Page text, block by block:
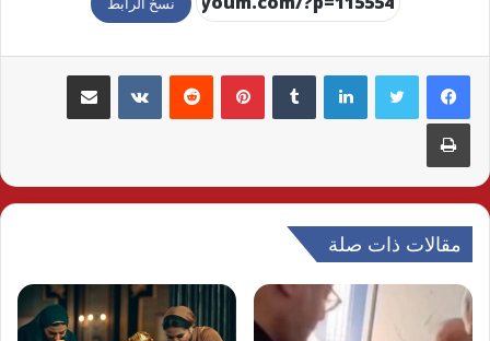
لينكدإن بينتيريست مشاركة عبر البريد
طباعة
مقالات ذات صلة